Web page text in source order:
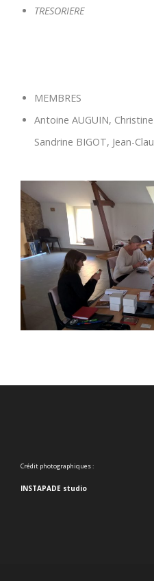
TRESORIERE
MEMBRES
Antoine AUGUIN,
Sandrine BIGOT, Jean-
Crédit photographiques :
INSTAPADE studio